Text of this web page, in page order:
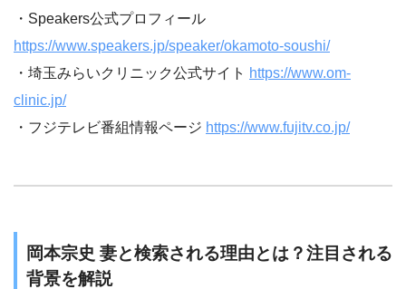
・Speakers公式プロフィール
https://www.speakers.jp/speaker/okamoto-soushi/
・埼玉みらいクリニック公式サイト https://www.om-
clinic.jp/
・フジテレビ番組情報ページ https://www.fujitv.co.jp/
岡本宗史 妻と検索される理由とは？注目される
背景を解説